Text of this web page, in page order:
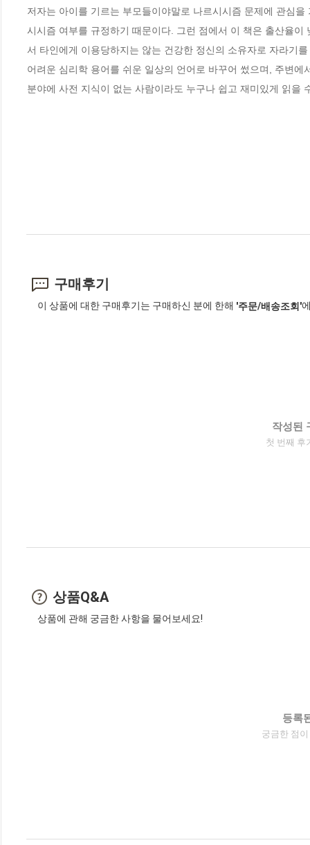
저자는 아이를 기르는 부모들이야말로 나르시시즘 문제에 관심
시시즘 여부를 규정하기 때문이다. 그런 점에서 이 책은 출산율이
서 타인에게 이용당하지는 않는 건강한 정신의 소유자로 자라기
어려운 심리학 용어를 쉬운 일상의 언어로 바꾸어 썼으며, 주변
분야에 사전 지식이 없는 사람이라도 누구나 쉽고 재미있게 읽을
구매후기
이 상품에 대한 구매후기는 구매하신 분에 한해 '주문/배송조회'
작성된
첫 번째 후
상품Q&A
상품에 관해 궁금한 사항을 물어보세요!
등록
궁금한 점